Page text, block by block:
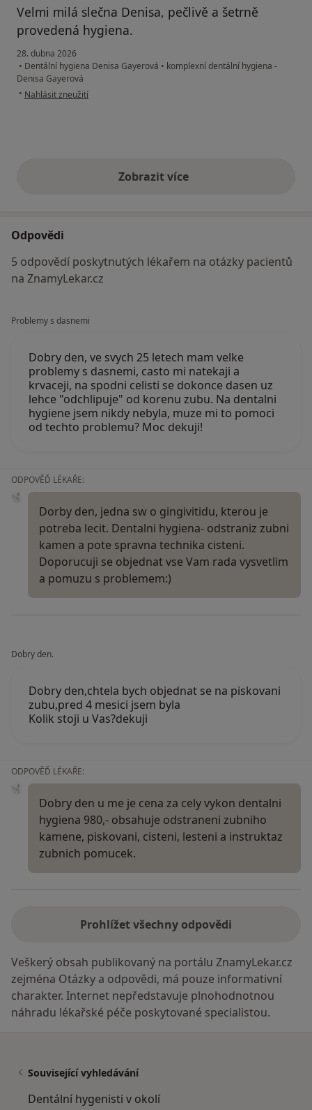
Velmi milá slečna Denisa, pečlivě a šetrně
provedená hygiena.
28. dubna 2026
• Dentální hygiena Denisa Gayerová • komplexní dentální hygiena -
Denisa Gayerová
• podle názoru uživatele Milan
Nahlásit zneužití
Zobrazit vícevýše uvedené názory
Odpovědi
5 odpovědí poskytnutých lékařem na otázky pacientů
na ZnamyLekar.cz
Problemy s dasnemi
Dobry den, ve svych 25 letech mam velke
problemy s dasnemi, casto mi natekaji a
krvaceji, na spodni celisti se dokonce dasen uz
lehce "odchlipuje" od korenu zubu. Na dentalni
hygiene jsem nikdy nebyla, muze mi to pomoci
od techto problemu? Moc dekuji!
ODPOVĚĎ LÉKAŘE:
Dorby den, jedna sw o gingivitidu, kterou je
potreba lecit. Dentalni hygiena- odstraniz zubni
kamen a pote spravna technika cisteni.
Doporucuji se objednat vse Vam rada vysvetlim
a pomuzu s problemem:)
Dobry den.
Dobry den,chtela bych objednat se na piskovani
zubu,pred 4 mesici jsem byla
Kolik stoji u Vas?dekuji
ODPOVĚĎ LÉKAŘE:
Dobry den u me je cena za cely vykon dentalni
hygiena 980,- obsahuje odstraneni zubniho
kamene, piskovani, cisteni, lesteni a instruktaz
zubnich pomucek.
Prohlížet všechny odpovědi
Veškerý obsah publikovaný na portálu ZnamyLekar.cz
zejména Otázky a odpovědi, má pouze informativní
charakter. Internet nepředstavuje plnohodnotnou
náhradu lékařské péče poskytované specialistou.
Související vyhledávání
Dentální hygenisti v okolí